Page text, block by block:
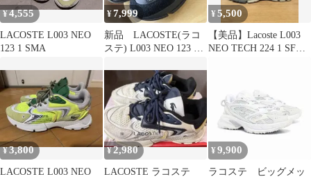
¥4,555
LACOSTE L003 NEO
123 1 SMA
¥7,999
新品 LACOSTE(ラコ
ステ) L003 NEO 123 1
¥5,500
【美品】Lacoste L003
NEO TECH 224 1 SFA
¥3,800
LACOSTE L003 NEO
¥2,980
LACOSTE ラコステ
¥ 9,900
ラコステ ビッグメッ